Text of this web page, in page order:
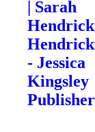
| Sarah
- Jessica
Kingsley